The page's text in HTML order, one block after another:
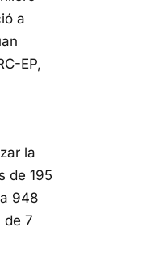
a
EP,
la
de 195
948
de 7